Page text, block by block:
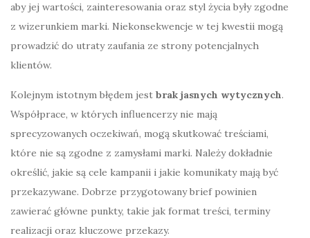
aby jej wartości, zainteresowania oraz styl życia były zgodne
z wizerunkiem marki. Niekonsekwencje w tej kwestii mogą
prowadzić do utraty zaufania ze strony potencjalnych
klientów.
Kolejnym istotnym błędem jest brak jasnych wytycznych.
Współprace, w których influencerzy nie mają
sprecyzowanych oczekiwań, mogą skutkować treściami,
które nie są zgodne z zamysłami marki. Należy dokładnie
określić, jakie są cele kampanii i jakie komunikaty mają być
przekazywane. Dobrze przygotowany brief powinien
zawierać główne punkty, takie jak format treści, terminy
realizacji oraz kluczowe przekazy.